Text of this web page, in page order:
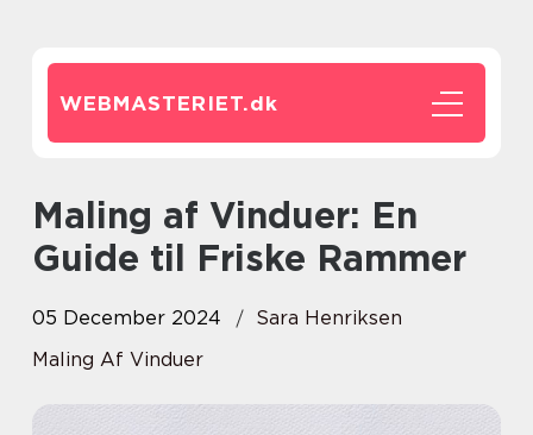
WEBMASTERIET.dk
Maling af Vinduer: En
Guide til Friske Rammer
05 December 2024
Sara Henriksen
Maling Af Vinduer